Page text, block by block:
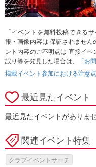
「イベントを無料投稿できる
報・画像内容は 保証されませ
ント内容のご不明点は 直接イ
誤り等を発見した場合は、
「お
掲載イベント参加における注意
最近見たイベント
最近見たイベントがありま
関連イベント特集
クラブイベントサーチ